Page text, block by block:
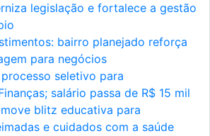
legislação e fortalece a gestão
bairro planejado reforça
para negócios
seletivo para
salário passa de R$ 15 mil
blitz educativa para
e cuidados com a saúde